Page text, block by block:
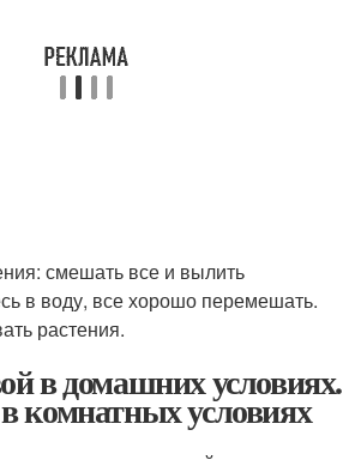
смешать все и вылить
в воду, все хорошо перемешать.
растения.
в домашних условиях.
комнатных условиях